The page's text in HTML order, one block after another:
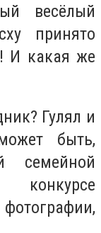
весёлый
принято
И какая же
Гулял и
быть,
семейной